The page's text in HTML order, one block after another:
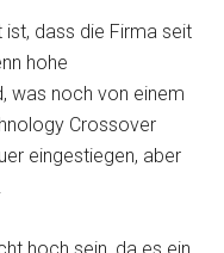
dass die Firma seit
hohe
was noch von einem
Crossover
eingestiegen, aber